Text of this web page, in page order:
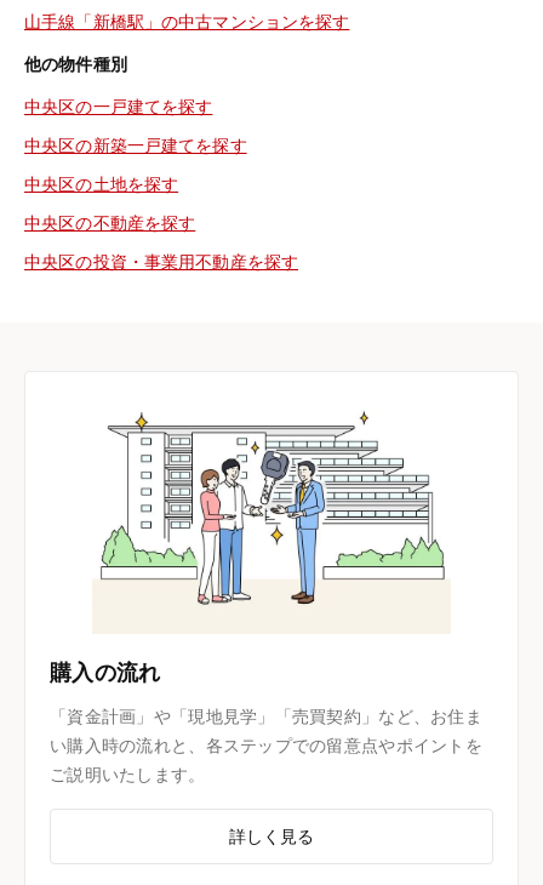
山手線「新橋駅」の中古マンションを探す
他の物件種別
中央区の一戸建てを探す
中央区の新築一戸建てを探す
中央区の土地を探す
中央区の不動産を探す
中央区の投資・事業用不動産を探す
購入の流れ
「資金計画」や「現地見学」「売買契約」など、お住ま
い購入時の流れと、各ステップでの留意点やポイントを
ご説明いたします。
詳しく見る